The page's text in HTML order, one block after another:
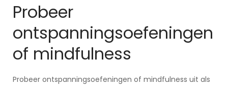
Probeer
ontspanningsoefeningen
of mindfulness
Probeer ontspanningsoefeningen of mindfulness uit als